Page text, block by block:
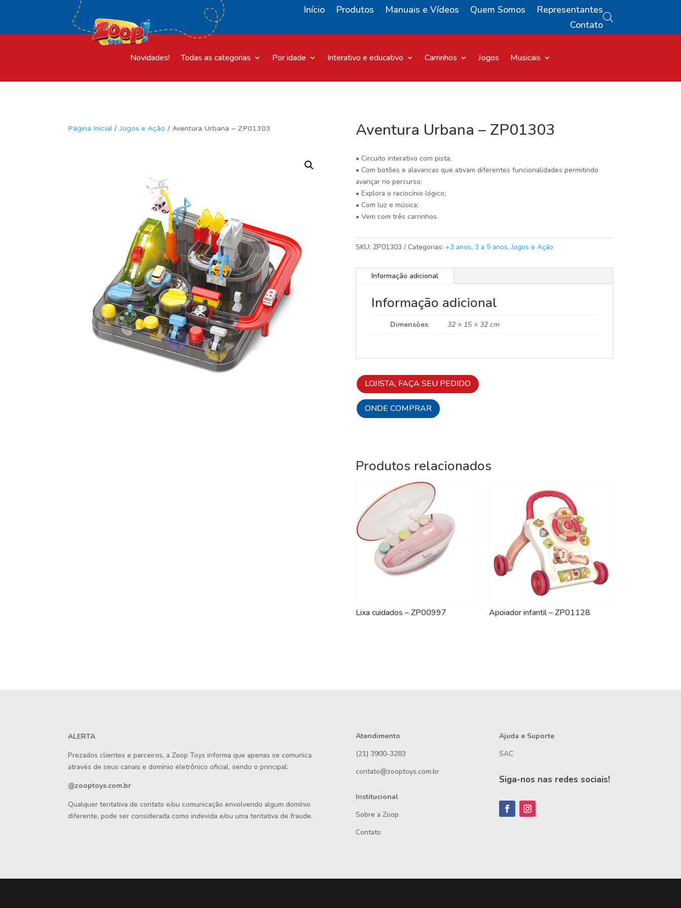
Início Produtos Manuais e Vídeos Quem Somos
Representantes
Contato
Novidades! Todas as categorias Por idade Interativo e educativo Carrinhos Jogos Musicais
Página Inicial /Jogos e Ação / Aventura Urbana – ZP01303 Aventura Urbana – ZP01303
• Circuito interativo com pista;
• Com botões e alavancas que ativam diferentes funcionalidades permitindo
avançar no percurso;
• Explora o raciocínio lógico;
• Com luz e música;
• Vem com três carrinhos.
SKU: ZP01303 Categorias: +3 anos, 3 a 5 anos,Jogos e Ação
Informação adicional
Informação adicional
Dimensões 32 × 15 × 32 cm
LOJISTA, FAÇA SEU PEDIDO
ONDE COMPRAR
Produtos relacionados
Lixa cuidados – ZP00997 Apoiador infantil – ZP01128
ALERTA
Prezados clientes e parceiros, a Zoop Toys informa que apenas se comunica
através de seus canais e domínio eletrônico oficial, sendo o principal:
@zooptoys.com.br
Qualquer tentativa de contato e/ou comunicação envolvendo algum domínio
diferente, pode ser considerada como indevida e/ou uma tentativa de fraude.
Atendimento
(21) 3900-3283
contato@zooptoys.com.br
Institucional
Sobre a Zoop
Contato
Ajuda e Suporte
SAC
Siga-nos nas redes sociais!